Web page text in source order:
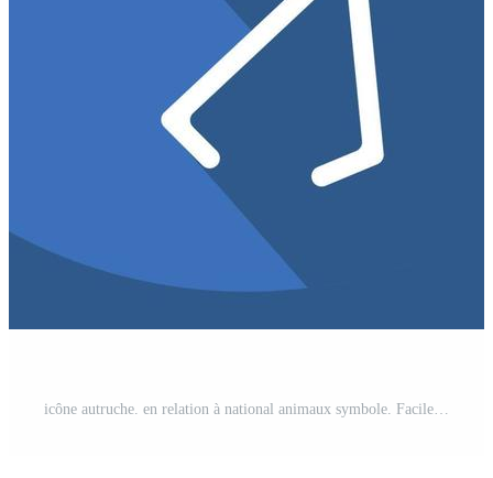
icône autruche. en relation à national animaux symbole. Facile conception modifiable. Facile illustration Vecteur Gratuit et SVG Gratuit